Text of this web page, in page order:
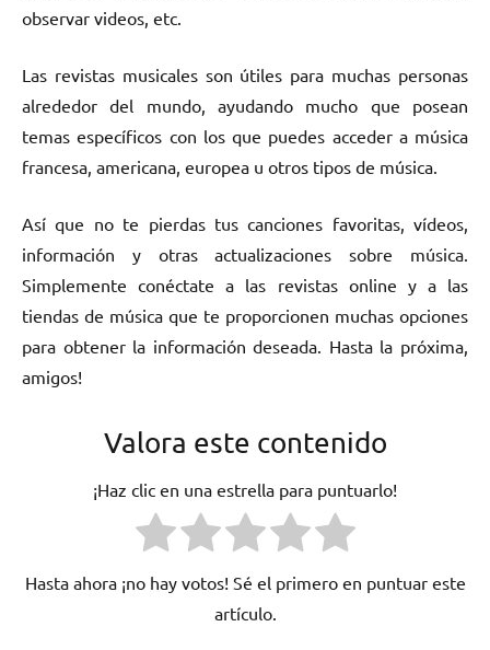
observar videos, etc.
Las revistas musicales son útiles para muchas personas
alrededor del mundo, ayudando mucho que posean
temas específicos con los que puedes acceder a música
francesa, americana, europea u otros tipos de música.
Así que no te pierdas tus canciones favoritas, vídeos,
información y otras actualizaciones sobre música.
Simplemente conéctate a las revistas online y a las
tiendas de música que te proporcionen muchas opciones
para obtener la información deseada. Hasta la próxima,
amigos!
Valora este contenido
¡Haz clic en una estrella para puntuarlo!
Hasta ahora ¡no hay votos! Sé el primero en puntuar este
artículo.